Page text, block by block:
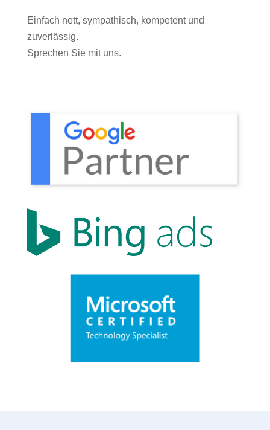
Einfach nett, sympathisch, kompetent und
zuverlässig.
Sprechen Sie mit uns.